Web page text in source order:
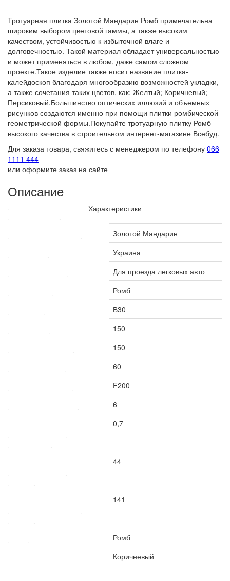
Тротуарная плитка Золотой Мандарин Ромб примечательна
широким выбором цветовой гаммы, а также высоким
качеством, устойчивостью к избыточной влаге и
долговечностью. Такой материал обладает универсальностью
и может применяться в любом, даже самом сложном
проекте.Такое изделие также носит название плитка-
калейдоскоп благодаря многообразию возможностей укладки,
а также сочетания таких цветов, как: Желтый; Коричневый;
Персиковый.Большинство оптических иллюзий и объемных
рисунков создаются именно при помощи плитки ромбической
геометрической формы.Покупайте тротуарную плитку Ромб
высокого качества в строительном интернет-магазине Всебуд.
Для заказа товара, свяжитесь с менеджером по телефону 066
1111 444
или оформите заказ на сайте
Описание
Характеристики
Технические характеристики
Золотой Мандарин
Украина
Для проезда легковых авто
Ромб
В30
150
150
60
F200
6
0,7
Расход материала
44
Транспортировка
141
Другие характеристики
Ромб
Коричневый